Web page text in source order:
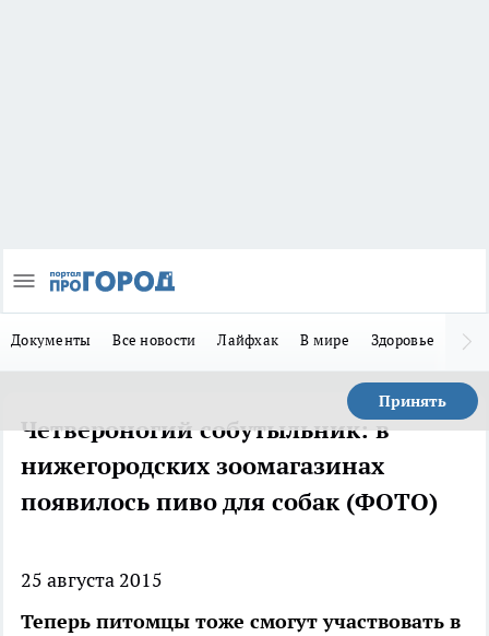
Документы Все новости Лайфхак В мире Здоровье
Принять
Четвероногий собутыльник: в
нижегородских зоомагазинах
появилось пиво для собак (ФОТО)
25 августа 2015
Теперь питомцы тоже смогут участвовать в